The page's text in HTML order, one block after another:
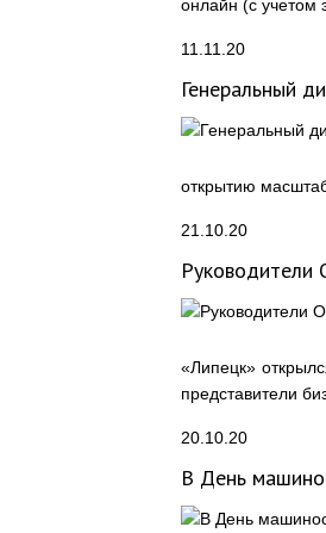
онлайн (с учетом
11.11.20
Генеральный
открытию
21.10.20
Руководители
«Липецк»
представители
20.10.20
В День